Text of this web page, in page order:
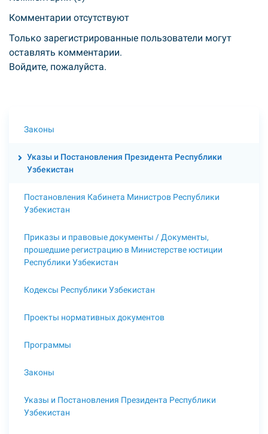
Комментарии отсутствуют
Только зарегистрированные пользователи могут
оставлять комментарии.
Войдите, пожалуйста.
Законы
Указы и Постановления Президента Республики
Узбекистан
Постановления Кабинета Министров Республики
Узбекистан
Приказы и правовые документы / Документы,
прошедшие регистрацию в Министерстве юстиции
Республики Узбекистан
Кодексы Республики Узбекистан
Проекты нормативных документов
Программы
Законы
Указы и Постановления Президента Республики
Узбекистан